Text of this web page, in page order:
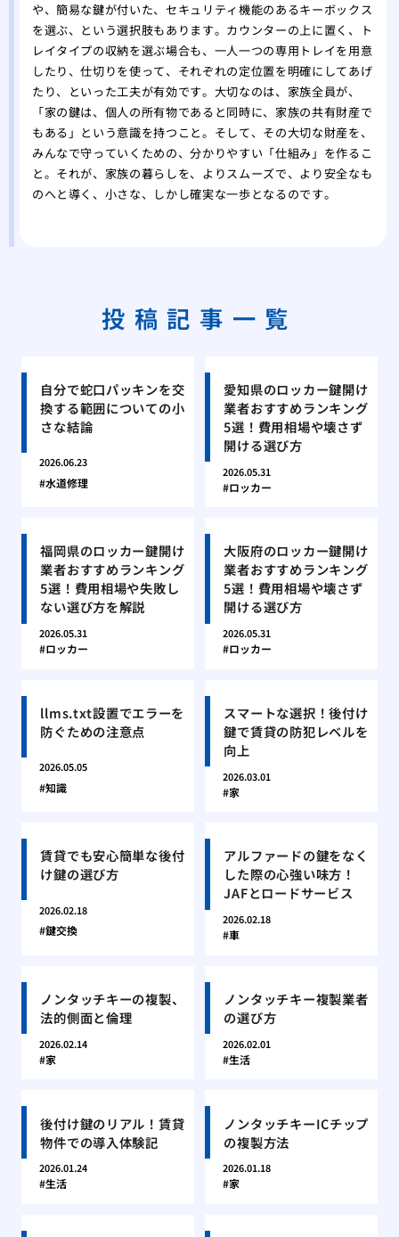
や、簡易な鍵が付いた、セキュリティ機能のあるキーボックス
を選ぶ、という選択肢もあります。カウンターの上に置く、ト
レイタイプの収納を選ぶ場合も、一人一つの専用トレイを用意
したり、仕切りを使って、それぞれの定位置を明確にしてあげ
たり、といった工夫が有効です。大切なのは、家族全員が、
「家の鍵は、個人の所有物であると同時に、家族の共有財産で
もある」という意識を持つこと。そして、その大切な財産を、
みんなで守っていくための、分かりやすい「仕組み」を作るこ
と。それが、家族の暮らしを、よりスムーズで、より安全なも
のへと導く、小さな、しかし確実な一歩となるのです。
投稿記事一覧
自分で蛇口パッキンを交
換する範囲についての小
さな結論
2026.06.23
水道修理
愛知県のロッカー鍵開け
業者おすすめランキング
5選！費用相場や壊さず
開ける選び方
2026.05.31
ロッカー
福岡県のロッカー鍵開け
業者おすすめランキング
5選！費用相場や失敗し
ない選び方を解説
2026.05.31
ロッカー
大阪府のロッカー鍵開け
業者おすすめランキング
5選！費用相場や壊さず
開ける選び方
2026.05.31
ロッカー
llms.txt設置でエラーを
防ぐための注意点
2026.05.05
知識
スマートな選択！後付け
鍵で賃貸の防犯レベルを
向上
2026.03.01
家
賃貸でも安心簡単な後付
け鍵の選び方
2026.02.18
鍵交換
アルファードの鍵をなく
した際の心強い味方！
JAFとロードサービス
2026.02.18
車
ノンタッチキーの複製、
法的側面と倫理
2026.02.14
家
ノンタッチキー複製業者
の選び方
2026.02.01
生活
後付け鍵のリアル！賃貸
物件での導入体験記
2026.01.24
生活
ノンタッチキーICチップ
の複製方法
2026.01.18
家